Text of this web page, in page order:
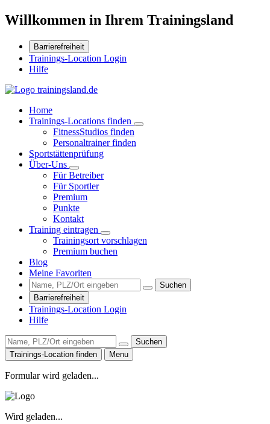
Willkommen in Ihrem Trainingsland
Barrierefreiheit
Trainings-Location Login
Hilfe
Home
Trainings-Locations finden
FitnessStudios finden
Personaltrainer finden
Sportstättenprüfung
Über-Uns
Für Betreiber
Für Sportler
Premium
Punkte
Kontakt
Training eintragen
Trainingsort vorschlagen
Premium buchen
Blog
Meine Favoriten
Suchen
Barrierefreiheit
Trainings-Location Login
Hilfe
Suchen
Trainings-Location finden
Menu
Formular wird geladen...
Wird geladen...